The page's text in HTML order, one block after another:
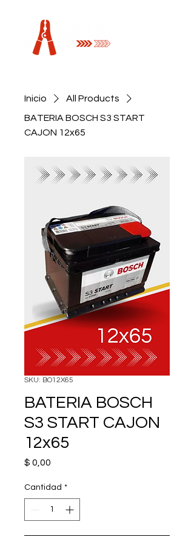
Inicio
All Products
BATERIA BOSCH S3 START
CAJON 12x65
SKU: BO12X65
BATERIA BOSCH
S3 START CAJON
12x65
$ 0,00
Cantidad *